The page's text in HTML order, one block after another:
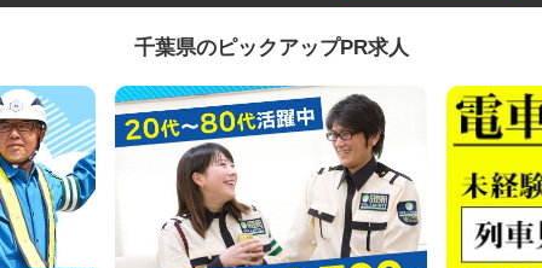
千葉県のピックアップPR求人